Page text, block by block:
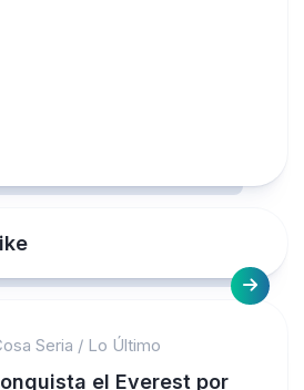
Seria / Lo Último
el Everest por